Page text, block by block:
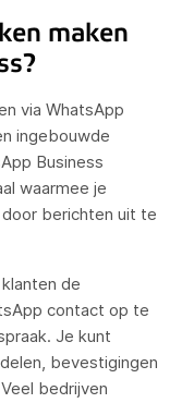
maken
via WhatsApp
ingebouwde
Business
waarmee je
berichten uit te
de
contact op te
Je kunt
bevestigingen
bedrijven